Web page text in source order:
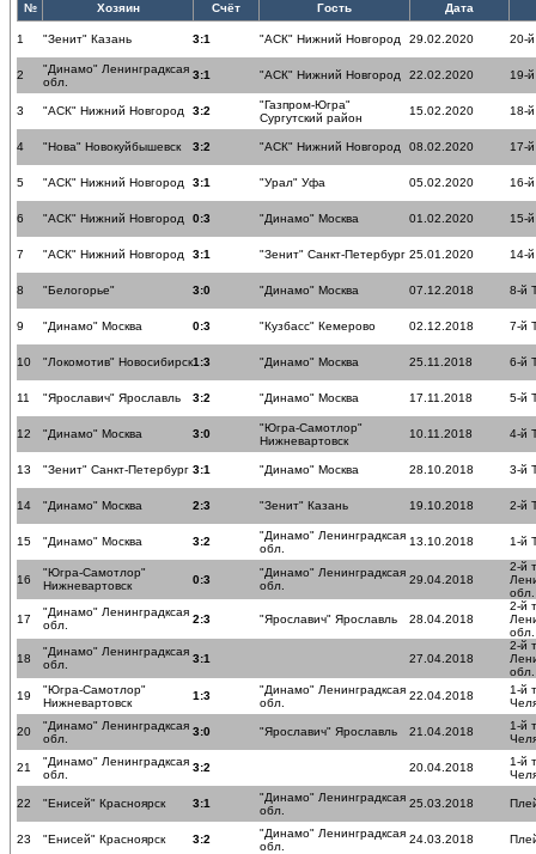
№ Хозяин Счёт Гость Дата
1 "Зенит" Казань 3:1 "АСК" Нижний Новгород 29.02.2020 20-й
2
"Динамо" Ленинградксая
обл.
3:1 "АСК" Нижний Новгород 22.02.2020 19-
3 "АСК" Нижний Новгород 3:2
"Газпром-Югра"
Сургутский район
15.02.2020 18-
4 "Нова" Новокуйбышевск 3:2 "АСК" Нижний Новгород 08.02.2020 17-
5 "АСК" Нижний Новгород 3:1 "Урал" Уфа 05.02.2020 16-
6 "АСК" Нижний Новгород 0:3 "Динамо" Москва 01.02.2020 15-
7 "АСК" Нижний Новгород 3:1 "Зенит" Санкт-Петербург 25.01.2020 14-
8 "Белогорье" 3:0 "Динамо" Москва 07.12.2018 8-й
9 "Динамо" Москва 0:3 "Кузбасс" Кемерово 02.12.2018 7-й
10 "Локомотив" Новосибирск1:3 "Динамо" Москва 25.11.2018 6-й
11 "Ярославич" Ярославль 3:2 "Динамо" Москва 17.11.2018 5-й
12 "Динамо" Москва 3:0
"Югра-Самотлор"
Нижневартовск
10.11.2018 4-й
13 "Зенит" Санкт-Петербург 3:1 "Динамо" Москва 28.10.2018 3-й
14 "Динамо" Москва 2:3 "Зенит" Казань 19.10.2018 2-й
15 "Динамо" Москва 3:2
"Динамо" Ленинградксая
обл.
13.10.2018 1-й
16
"Югра-Самотлор"
Нижневартовск
0:3
"Динамо" Ленинградксая
обл.
29.04.2018
2-й
обл.
17
"Динамо" Ленинградксая
обл.
2:3 "Ярославич" Ярославль 28.04.2018
2-й
обл.
18
"Динамо" Ленинградксая
обл.
3:1 27.04.2018
2-й
обл.
19
"Югра-Самотлор"
Нижневартовск
1:3
"Динамо" Ленинградксая
обл.
22.04.2018
1-й
20
"Динамо" Ленинградксая
обл.
3:0 "Ярославич" Ярославль 21.04.2018
1-й
21
"Динамо" Ленинградксая
обл.
3:2 20.04.2018
1-й
22 "Енисей" Красноярск 3:1
"Динамо" Ленинградксая
обл.
25.03.2018
23 "Енисей" Красноярск 3:2
"Динамо" Ленинградксая
обл.
24.03.2018